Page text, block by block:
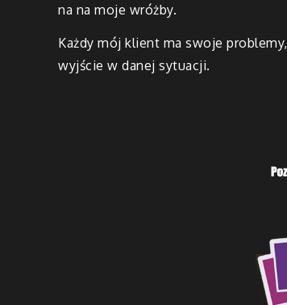
na na moje wróżby.
Każdy mój klient ma swoje
wyjście w danej sytuacji.